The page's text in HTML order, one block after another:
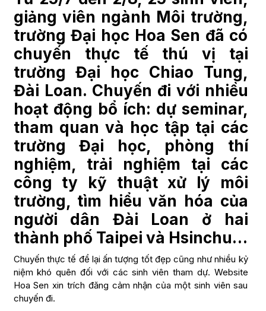
giảng viên ngành Môi trường,
trường Đại học Hoa Sen đã có
chuyến thực tế thú vị tại
trường Đại học Chiao Tung,
Đài Loan. Chuyến đi với nhiều
hoạt động bổ ích: dự seminar,
tham quan và học tập tại các
trường Đại học, phòng thí
nghiệm, trải nghiệm tại các
công ty kỹ thuật xử lý môi
trường, tìm hiểu văn hóa của
người dân Đài Loan ở hai
thành phố Taipei và Hsinchu…
Chuyến thực tế để lại ấn tượng tốt đẹp cũng như nhiều kỷ
niệm khó quên đối với các sinh viên tham dự. Website
Hoa Sen xin trích đăng cảm nhận của một sinh viên sau
chuyến đi.